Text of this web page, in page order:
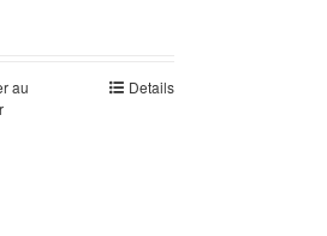
au
Details